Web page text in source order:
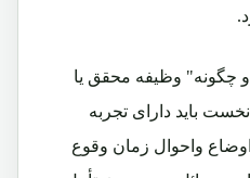
چگونه" وظیفه محقق یا
باید دارای تجربه
واحوال زمان وقوع